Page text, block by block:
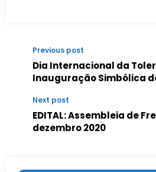
Previous post
Dia Internacional da
Inauguração Simbólica
Next post
EDITAL: Assembleia de
dezembro 2020